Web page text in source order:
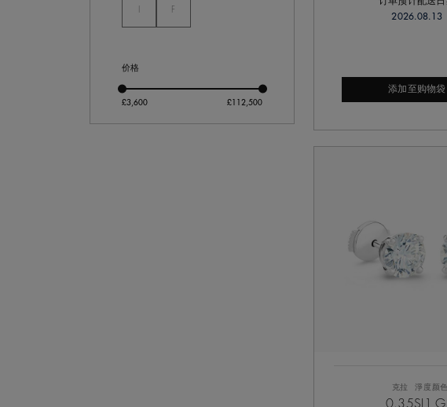
F
价格
2026.08.13
添加至购物袋
克拉
0.35
淨度
SI1
颜色
G